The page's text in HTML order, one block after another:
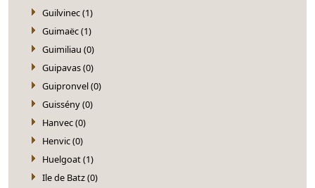
Guilvinec (1)
Guimaëc (1)
Guimiliau (0)
Guipavas (0)
Guipronvel (0)
Guissény (0)
Hanvec (0)
Henvic (0)
Huelgoat (1)
Ile de Batz (0)